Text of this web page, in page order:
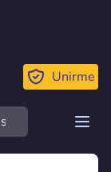
Unirme